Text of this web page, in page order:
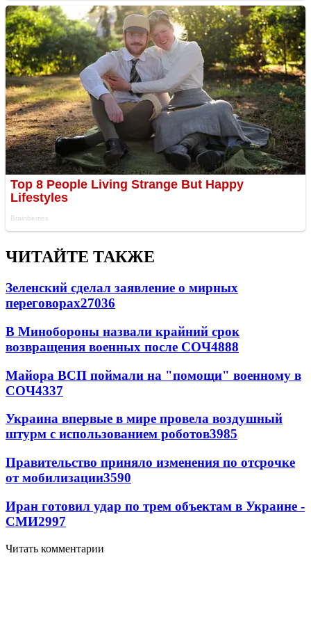
ЧИТАЙТЕ ТАКЖЕ
Зеленский сделал заявление о мирных
переговорах27036
В Минобороны назвали крайний срок
возвращения военных после СОЧ4888
Майора ВСП поймали на "помощи" военному в
СОЧ4337
Украина впервые в мире провела воздушный
штурм с использованием роботов3985
Правительство приняло изменения по отсрочке
от мобилизации3590
Иран готовил удар по трем объектам в Украине -
СМИ2997
Читать комментарии